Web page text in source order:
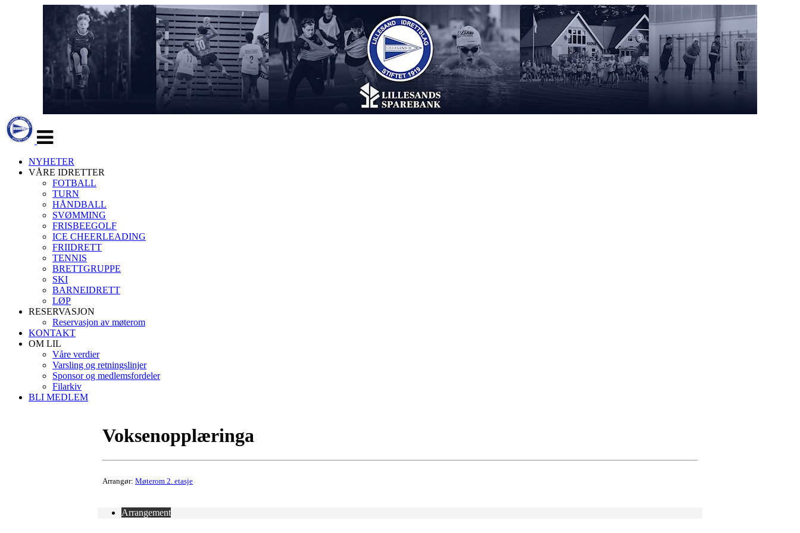
navigasjon
NYHETER
VÅRE IDRETTER
FOTBALL
TURN
HÅNDBALL
SVØMMING
FRISBEEGOLF
ICE CHEERLEADING
FRIIDRETT
TENNIS
BRETTGRUPPE
SKI
BARNEIDRETT
LØP
RESERVASJON
Reservasjon av møterom
KONTAKT
OM LIL
Våre verdier
Varsling og retningslinjer
Sponsor og medlemsfordeler
Filarkiv
BLI MEDLEM
Voksenopplæringa
Arrangør: Møterom 2. etasje
Arrangement